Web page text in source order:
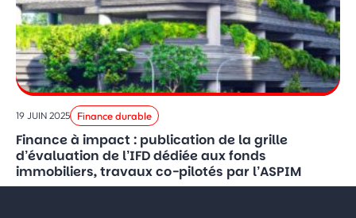
19 JUIN 2025 Finance durable
Finance à impact : publication de la grille
d’évaluation de l’IFD dédiée aux fonds
immobiliers, travaux co-pilotés par l’ASPIM